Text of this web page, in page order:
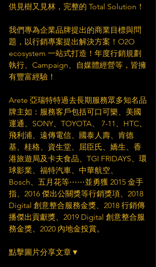
供見樹又見林，完整的 Total Solution！​
我們專為企業品牌提出的商業目標與問
題，以行銷專案提出解決方案！O2O
ecosystem 一站式打造！年度行銷規劃
執行、Campaign、自媒體經營等，皆擁
有豐富經驗！​
Arete 亞瑞特特過去長期服務眾多知名品
牌主如：服務客戶包括可口可樂、美國
運通、SONY、TOYOTA、 7-11、HTC、
飛利浦、遠傳電信、國泰人壽、肯德
基、桂格、資生堂、屈臣氏、嬌生、香
港旅遊局及卡夫食品、TGI FRIDAYS、環
球影業、福特汽車、中華航空、
Bosch、五月花等⋯⋯並勇獲 2015 金手
指、2016 傑出公關獎等行銷獎項、2018
Digital 創意整合服務金獎、2018 行銷傳
播傑出貢獻獎、2019 Digital 創意整合服
務金獎、2020 內地金投賞。
點擊圖片分享文章▼